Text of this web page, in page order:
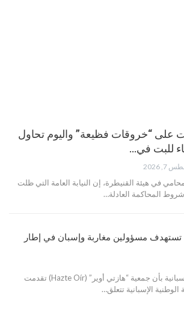
على “خروقات فظيعة” واليوم تحاول
للبت في…
7, 2026
في هيئة القنيطرة، إن النيابة العامة التي ظلت
المحاكمة العادلة…
مسؤولين مغاربة وإسبان في إطار
أفادت وسائل إعلام إسبانية بأن جمعية “هازتي أوير” (Hazte Oír) تقدمت
الإسبانية تتعلق…